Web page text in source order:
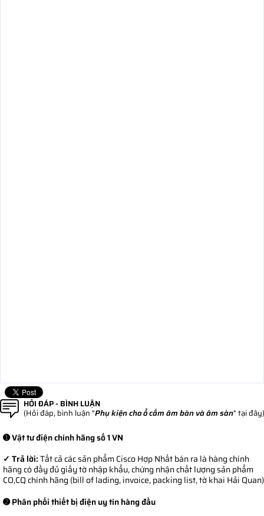
HỎI ĐÁP - BÌNH LUẬN
(Hỏi đáp, bình luận "Phụ kiện cho ổ cắm âm bàn và âm sàn" tại đây)
➊ Vật tư điện chính hãng số 1 VN
✓ Trả lời:Tất cả các sản phẩm Cisco Hợp Nhất bán ra là hàng chính
hãng có đầy đủ giấy tờ nhập khẩu, chứng nhận chất lượng sản phẩm
CO,CQ chính hãng (bill of lading, invoice, packing list, tờ khai Hải Quan)
➋ Phân phối thiết bị điện uy tín hàng đầu